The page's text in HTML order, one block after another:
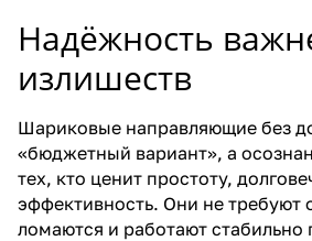
Надёжность
излишеств
Шариковые направляющие без
«бюджетный вариант», а
тех, кто ценит простоту,
эффективность. Они не требуют
ломаются и работают